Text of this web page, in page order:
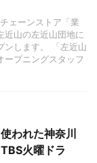
ェーンストア「業
近山の左近山団地に
ンします。 「左近山
ープニングスタッフ
われた神奈川
火曜ドラ